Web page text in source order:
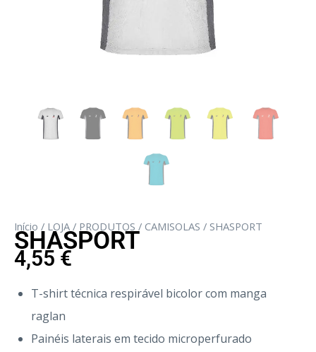
Início / LOJA / PRODUTOS / CAMISOLAS / SHASPORT
SHASPORT
4,55 €
T-shirt técnica respirável bicolor com manga
raglan
Painéis laterais em tecido microperfurado